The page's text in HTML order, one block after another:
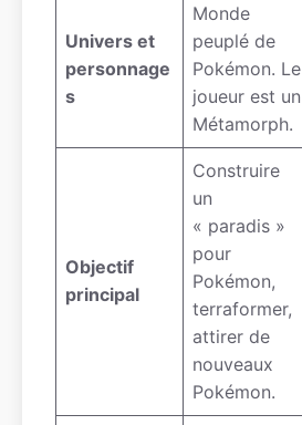
Univers et
personnage
s
Monde
peuplé de
Pokémon. Le
joueur est un
Métamorph.
Objectif
principal
Construire
un
« paradis »
pour
Pokémon,
terraformer,
attirer de
nouveaux
Pokémon.